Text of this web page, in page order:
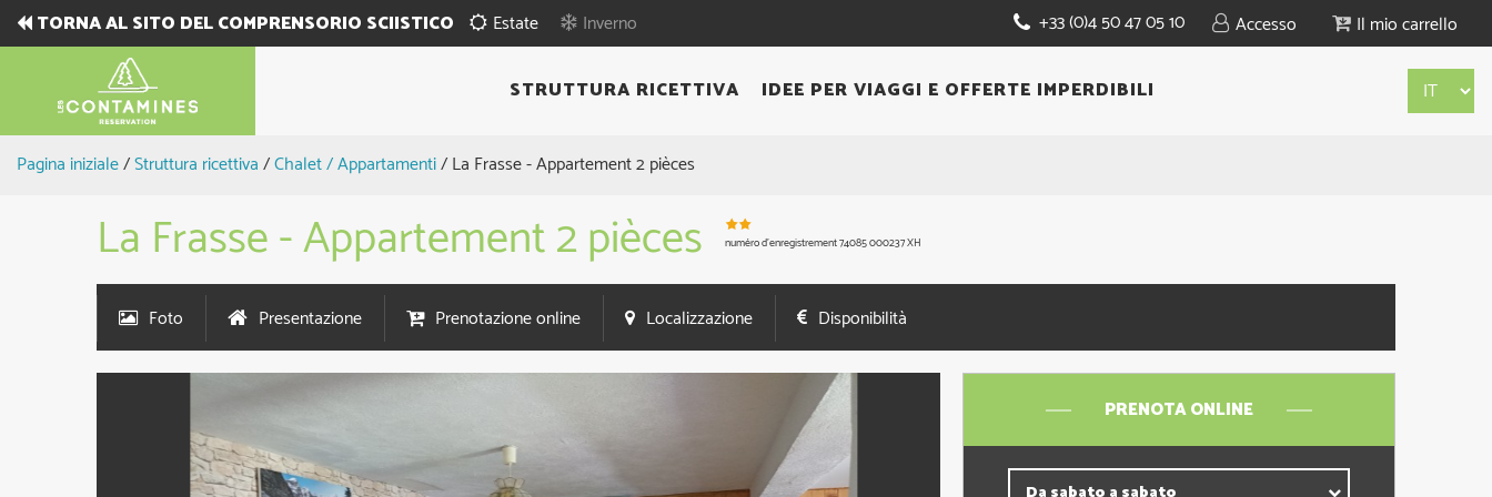
TORNA AL SITO DEL COMPRENSORIO SCIISTICO Estate Inverno +33 (0)4 50 47 05 10 Accesso Il mio carrello
STRUTTURA RICETTIVA IDEE PER VIAGGI E OFFERTE IMPERDIBILI
Pagina iniziale/Struttura ricettiva/Chalet / Appartamenti/La Frasse - Appartement 2 pièces
La Frasse - Appartement 2 pièces numéro d'enregistrement74085 000237 XH
Foto Presentazione Prenotazione online Localizzazione Disponibilità
PRENOTA ONLINE